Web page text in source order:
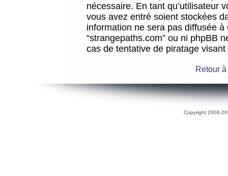
nécessaire. En tant qu’utilisateur
vous avez entré soient stockées
information ne sera pas diffusée
“strangepaths.com” ou ni phpBB
cas de tentative de piratage
Retour
Copyright 2006-